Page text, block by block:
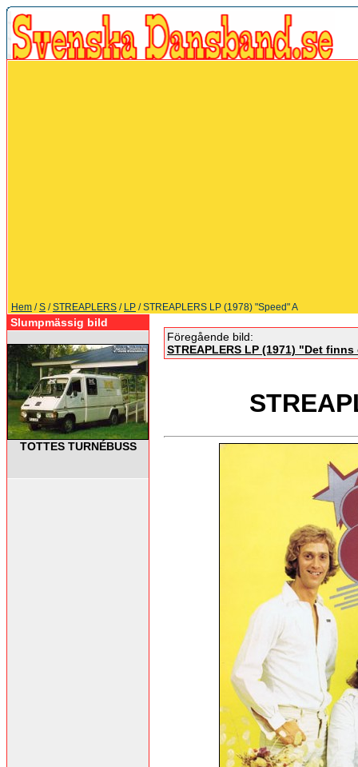
Hem /S /STREAPLERS / LP / STREAPLERS LP (1978) "Speed" A
Slumpmässig bild
TOTTES TURNÉBUSS
Föregående bild:
STREAPLERS LP (1971) "Det